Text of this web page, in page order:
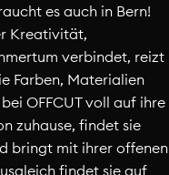
es auch in Bern!
Kreativität,
verbindet, reizt
Farben, Materialien
OFFCUT voll auf ihre
zuhause, findet sie
bringt mit ihrer offenen
findet sie auf